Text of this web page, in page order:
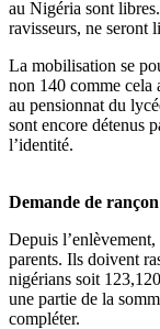
au Nigéria sont
ravisseurs, ne seront
La mobilisation se
non 140 comme cela
au pensionnat du
sont encore détenus
l’identité.
Demande de rançon
Depuis
parents. Ils doivent
nigérians soit
une partie de la
compléter.